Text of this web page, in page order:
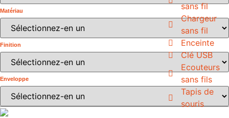
sans fil
Chargeur
sans fil
Enceinte
Clé USB
Ecouteurs
sans fils
Tapis de
souris
Matériau
Finition
Enveloppe